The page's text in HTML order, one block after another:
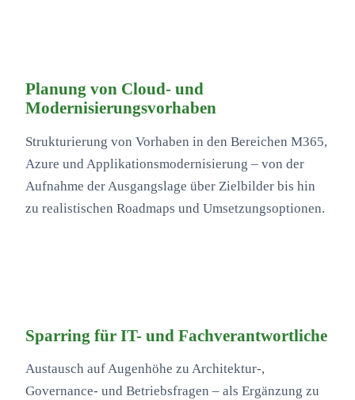
Planung von Cloud- und
Modernisierungsvorhaben
Strukturierung von Vorhaben in den Bereichen M365,
Azure und Applikationsmodernisierung – von der
Aufnahme der Ausgangslage über Zielbilder bis hin
zu realistischen Roadmaps und Umsetzungsoptionen.
Sparring für IT- und Fachverantwortliche
Austausch auf Augenhöhe zu Architektur-,
Governance- und Betriebsfragen – als Ergänzung zu